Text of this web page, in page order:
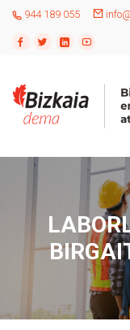
944 189 055